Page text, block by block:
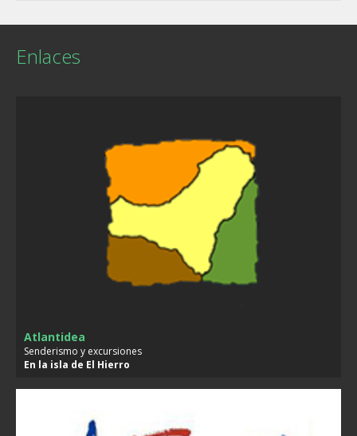
Enlaces
Atlantidea
Senderismo y excursiones
En la isla de El Hierro